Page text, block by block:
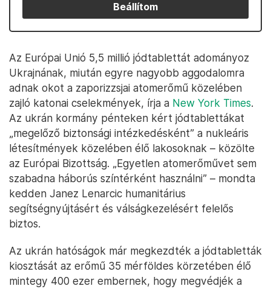
Beállítom
Az Európai Unió 5,5 millió jódtablettát adományoz
Ukrajnának, miután egyre nagyobb aggodalomra
adnak okot a zaporizzsjai atomerőmű közelében
zajló katonai cselekmények, írja a New York Times.
Az ukrán kormány pénteken kért jódtablettákat
„megelőző biztonsági intézkedésként” a nukleáris
létesítmények közelében élő lakosoknak – közölte
az Európai Bizottság. „Egyetlen atomerőművet sem
szabadna háborús színtérként használni” – mondta
kedden Janez Lenarcic humanitárius
segítségnyújtásért és válságkezelésért felelős
biztos.
Az ukrán hatóságok már megkezdték a jódtabletták
kiosztását az erőmű 35 mérföldes körzetében élő
mintegy 400 ezer embernek, hogy megvédjék a